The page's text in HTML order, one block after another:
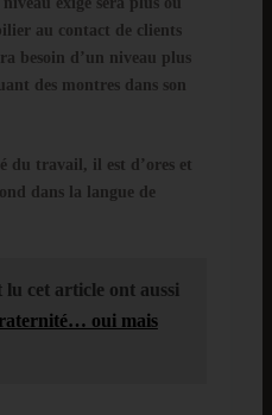
au contact de clients
besoin d’un niveau plus
des montres dans son
du travail, il est d’ores et
dans la langue de
lu cet article ont aussi
oui mais